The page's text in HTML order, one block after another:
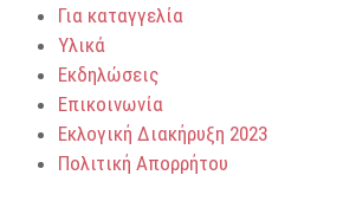
Για καταγγελία
Υλικά
Εκδηλώσεις
Επικοινωνία
Εκλογική Διακήρυξη 2023
Πολιτική Απορρήτου